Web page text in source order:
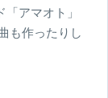
アマオト」
も作ったりし